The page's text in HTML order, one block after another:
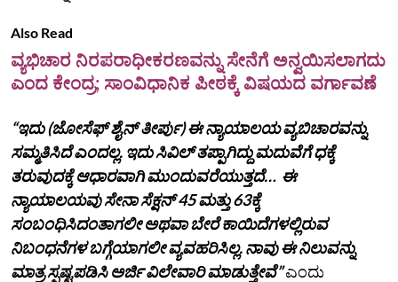
Also Read
ವ್ಯಭಿಚಾರ ನಿರಪರಾಧೀಕರಣವನ್ನು ಸೇನೆಗೆ ಅನ್ವಯಿಸಲಾಗದು
ಎಂದ ಕೇಂದ್ರ; ಸಾಂವಿಧಾನಿಕ ಪೀಠಕ್ಕೆ ವಿಷಯದ ವರ್ಗಾವಣೆ
“ಇದು (ಜೋಸೆಫ್‌ ಶೈನ್‌ ತೀರ್ಪು) ಈ ನ್ಯಾಯಾಲಯ ವ್ಯಬಿಚಾರವನ್ನು
ಸಮ್ಮತಿಸಿದೆ ಎಂದಲ್ಲ. ಇದು ಸಿವಿಲ್‌ ತಪ್ಪಾಗಿದ್ದು ಮದುವೆಗೆ ಧಕ್ಕೆ
ತರುವುದಕ್ಕೆ ಆಧಾರವಾಗಿ ಮುಂದುವರೆಯುತ್ತದೆ… ಈ
ನ್ಯಾಯಾಲಯವು ಸೇನಾ ಸೆಕ್ಷನ್ 45 ಮತ್ತು 63ಕ್ಕೆ
ಸಂಬಂಧಿಸಿದಂತಾಗಲೀ ಅಥವಾ ಬೇರೆ ಕಾಯಿದೆಗಳಲ್ಲಿರುವ
ನಿಬಂಧನೆಗಳ ಬಗ್ಗೆಯಾಗಲೀ ವ್ಯವಹರಿಸಿಲ್ಲ. ನಾವು ಈ ನಿಲುವನ್ನು
ಮಾತ್ರ ಸ್ಪಷ್ಟಪಡಿಸಿ ಅರ್ಜಿ ವಿಲೇವಾರಿ ಮಾಡುತ್ತೇವೆ”ಎಂದು